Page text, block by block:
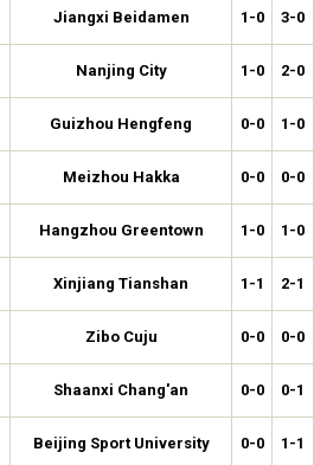
Jiangxi Beidamen 1-0 3-0
Nanjing City 1-0 2-0
Guizhou Hengfeng 0-0 1-0
Meizhou Hakka 0-0 0-0
Hangzhou Greentown 1-0 1-0
Xinjiang Tianshan 1-1 2-1
Zibo Cuju 0-0 0-0
Shaanxi Chang'an 0-0 0-1
Beijing Sport University 0-0 1-1